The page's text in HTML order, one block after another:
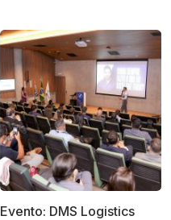
Evento: DMS Logistics